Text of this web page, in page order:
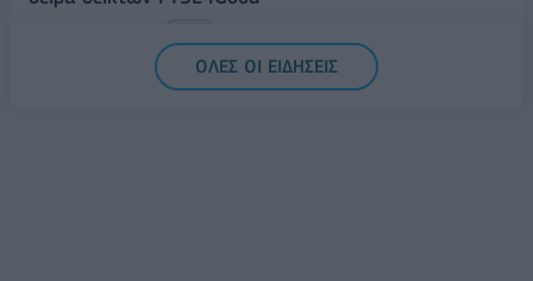
ΟΛΕΣ ΟΙ ΕΙΔΗΣΕΙΣ